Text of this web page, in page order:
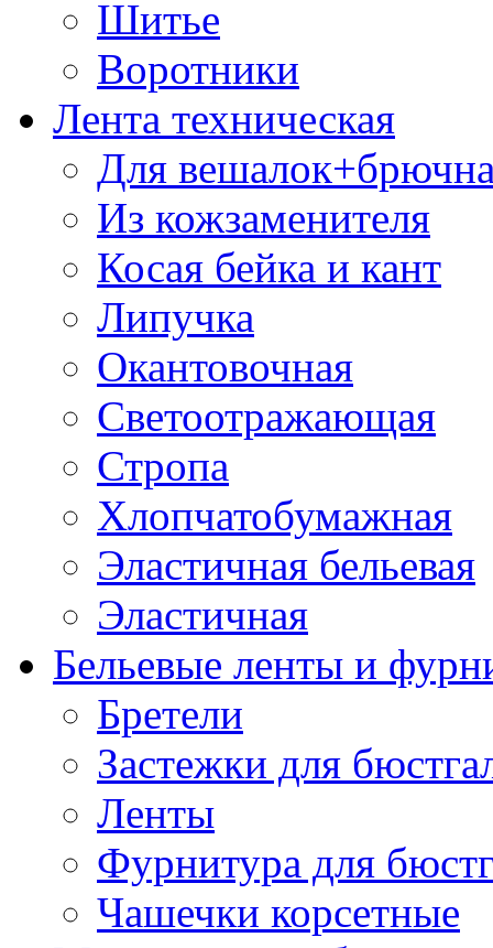
Шитье
Воротники
Лента техническая
Для
Из кожзаменителя
Косая бейка и кант
Липучка
Окантовочная
Светоотражающая
Стропа
Хлопчатобумажная
Эластичная бельевая
Эластичная
Бельевые ленты и
Бретели
Застежки для
Ленты
Фурнитура для
Чашечки корсетные